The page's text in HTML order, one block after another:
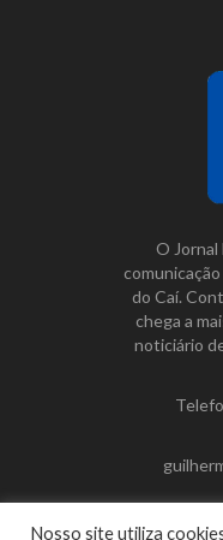
O
do Caí.
chega a
noticiário
Nosso site utiliza